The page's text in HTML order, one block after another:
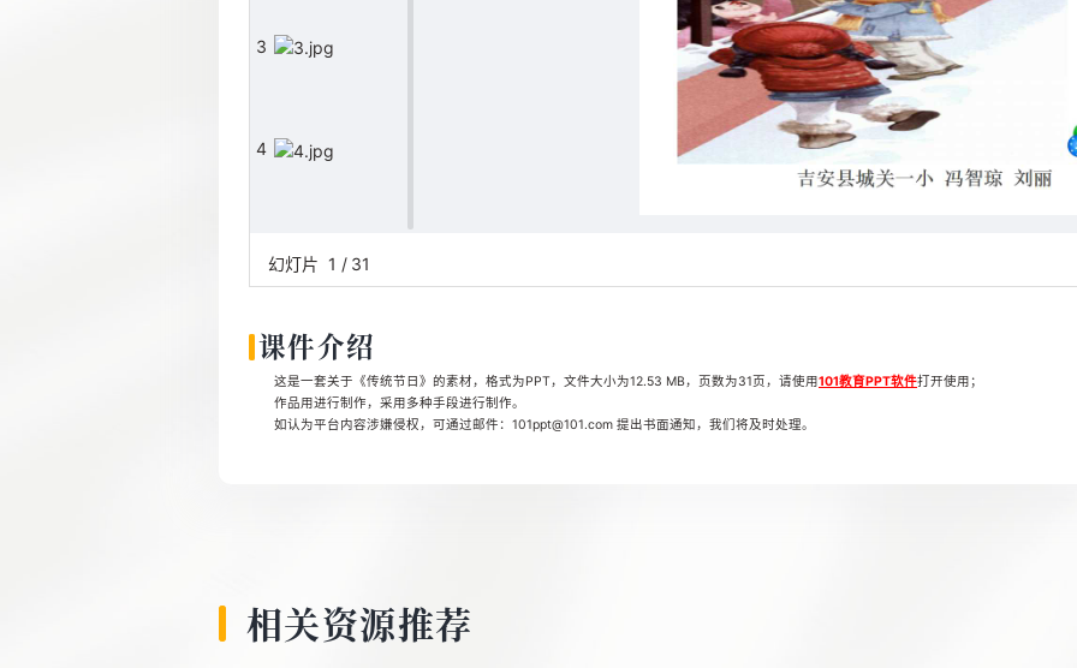
3
4
6
幻灯片 1 / 31
课件介绍
这是一套关于《传统节日》的素材，格式为PPT，文件大小为12.53 MB，页数为31页，请使用101教育PPT软件打开使用；
作品用进行制作，采用多种手段进行制作。
如认为平台内容涉嫌侵权，可通过邮件：101ppt@101.com 提出书面通知，我们将及时处理。
相关资源推荐